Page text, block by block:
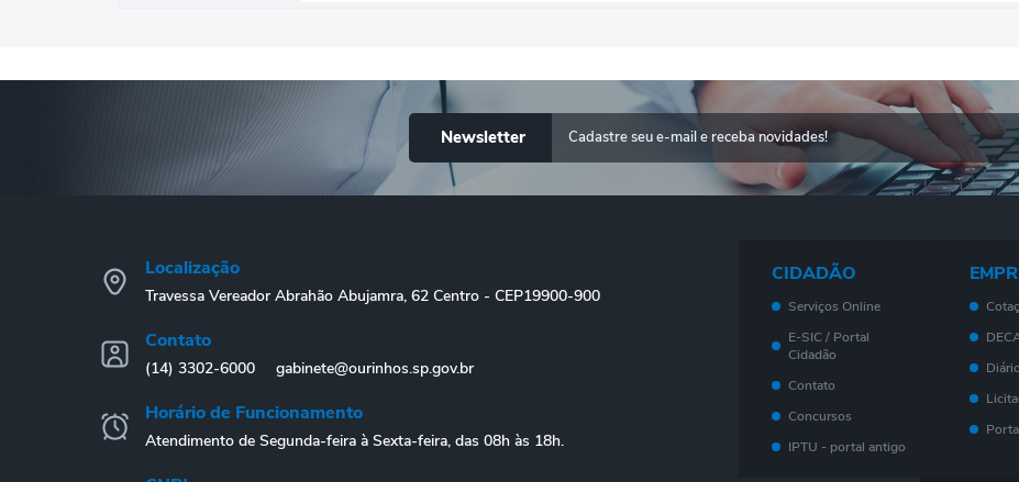
Newsletter
Localização
Travessa Vereador Abrahão Abujamra, 62 Centro - CEP19900-900
Contato
(14) 3302-6000 gabinete@ourinhos.sp.gov.br
Horário de Funcionamento
Atendimento de Segunda-feira à Sexta-feira, das 08h às 18h.
CIDADÃO
Serviços Online
E-SIC / Portal
Cidadão
Contato
Concursos
IPTU - portal antigo